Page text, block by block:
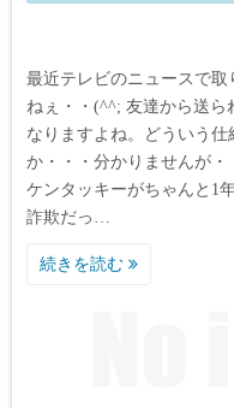
最近テレビのニュースで
ねぇ・・(^^; 友達から送ら
なりますよね。どういう
か・・・分かりませんが
ケンタッキーがちゃんと1
詐欺だっ…
続きを読む